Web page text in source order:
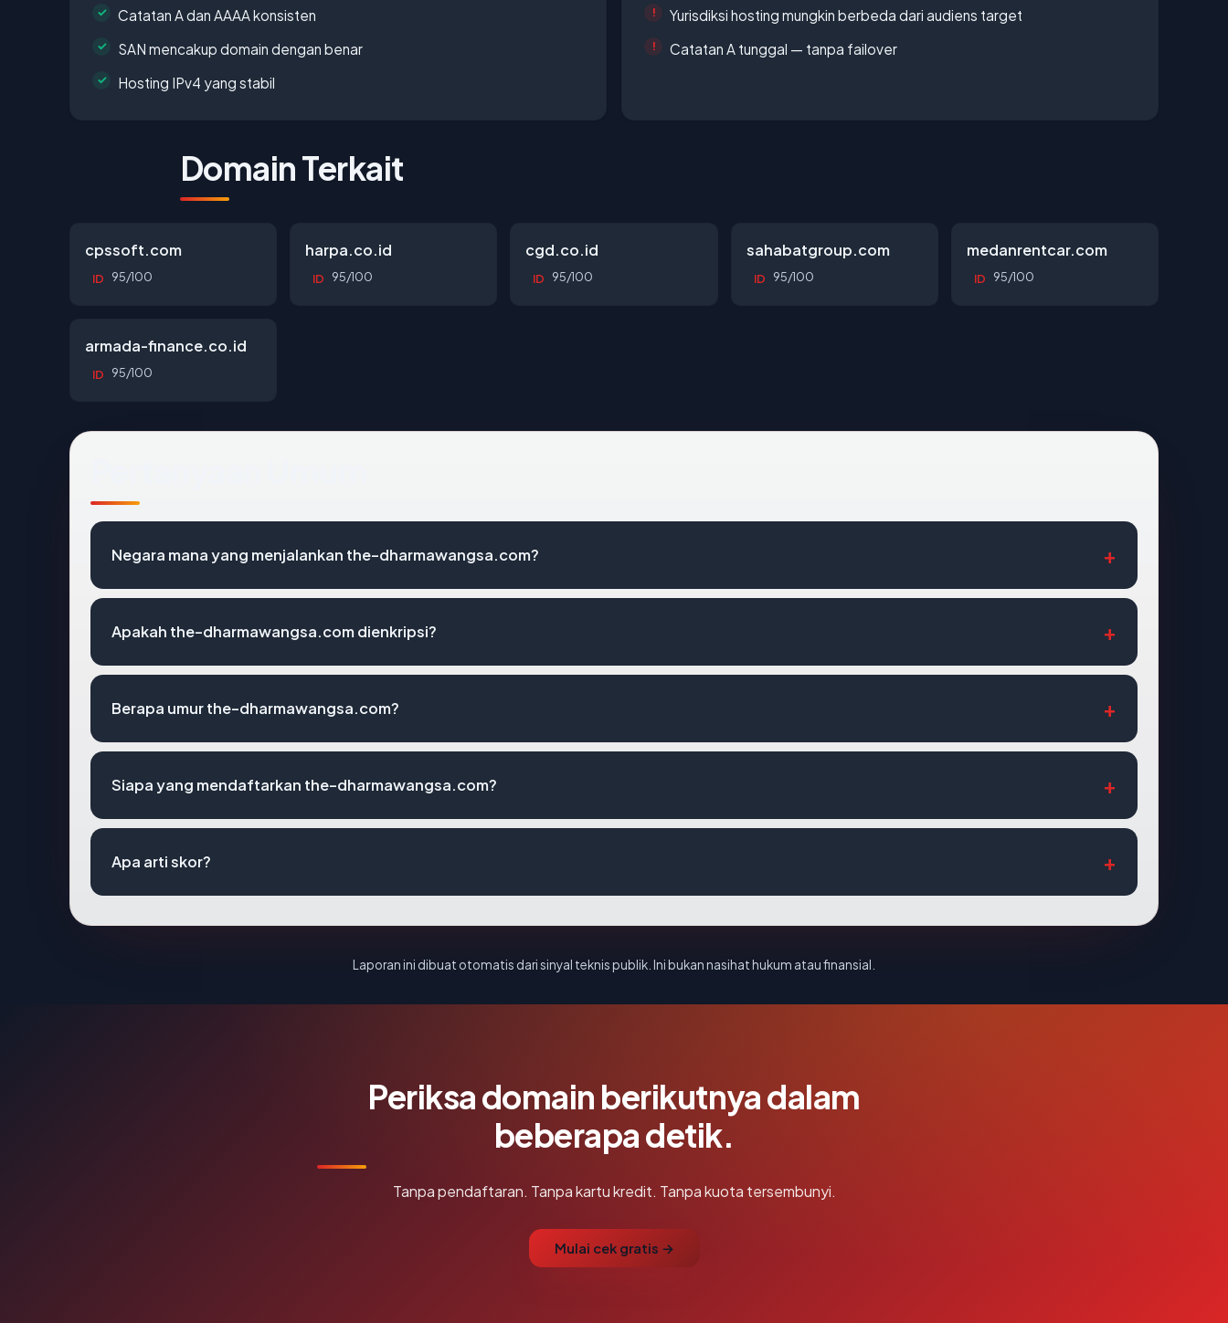
Catatan A dan AAAA konsisten
SAN mencakup domain dengan benar
Hosting IPv4 yang stabil
Yurisdiksi hosting mungkin berbeda dari audiens target
Catatan A tunggal — tanpa failover
Domain Terkait
cpssoft.com
ID 95/100
harpa.co.id
ID 95/100
cgd.co.id
ID 95/100
sahabatgroup.com
ID 95/100
medanrentcar.com
ID 95/100
armada-finance.co.id
ID 95/100
Negara mana yang menjalankan the-dharmawangsa.com?
Apakah the-dharmawangsa.com dienkripsi?
Berapa umur the-dharmawangsa.com?
Siapa yang mendaftarkan the-dharmawangsa.com?
Apa arti skor?
Laporan ini dibuat otomatis dari sinyal teknis publik. Ini bukan nasihat hukum atau finansial.
Periksa domain berikutnya dalam
beberapa detik.
Tanpa pendaftaran. Tanpa kartu kredit. Tanpa kuota tersembunyi.
Mulai cek gratis →